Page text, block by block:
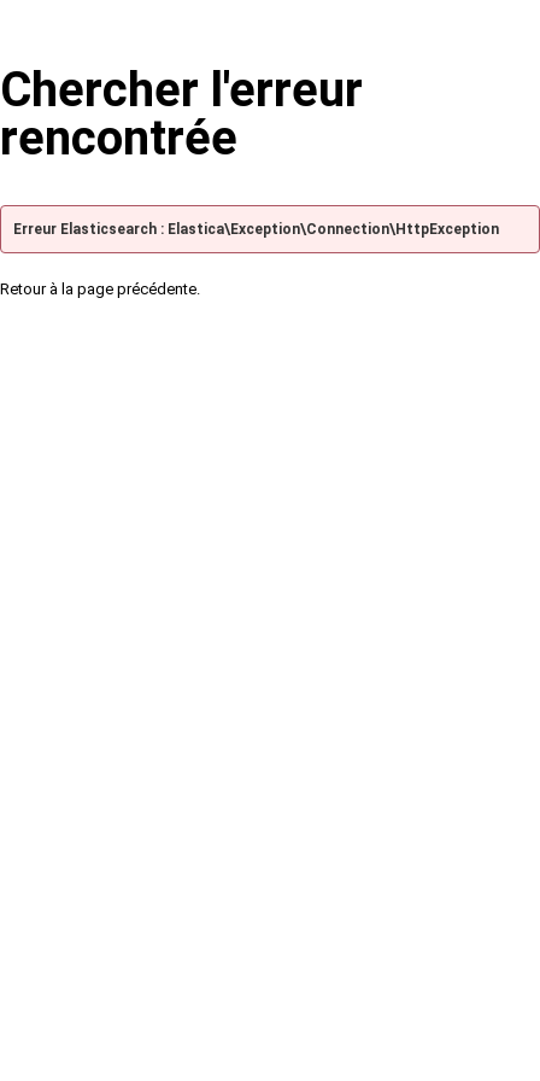
Chercher l'erreur
rencontrée
Erreur Elasticsearch : Elastica\Exception\Connection\HttpException
Retour à la page précédente.